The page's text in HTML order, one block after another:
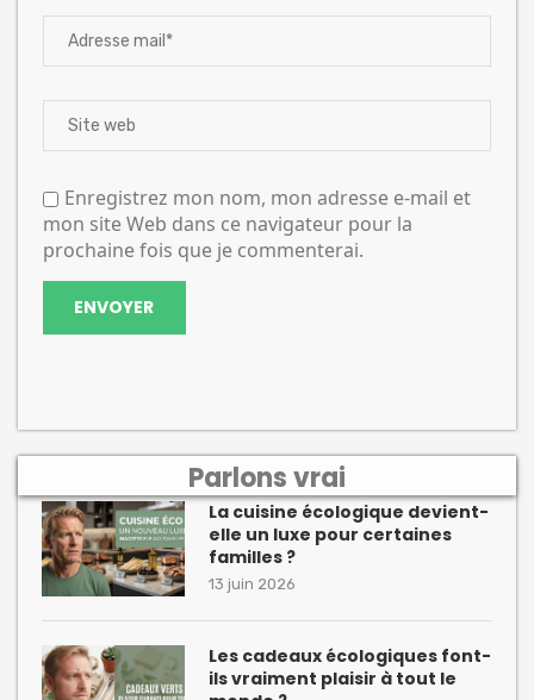
Enregistrez mon nom, mon adresse e-mail et
mon site Web dans ce navigateur pour la
prochaine fois que je commenterai.
Parlons vrai
La cuisine écologique devient-
elle un luxe pour certaines
familles ?
13 juin 2026
Les cadeaux écologiques font-
ils vraiment plaisir à tout le